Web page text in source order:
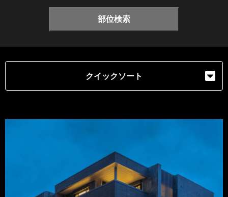
部位検索
クイックソート